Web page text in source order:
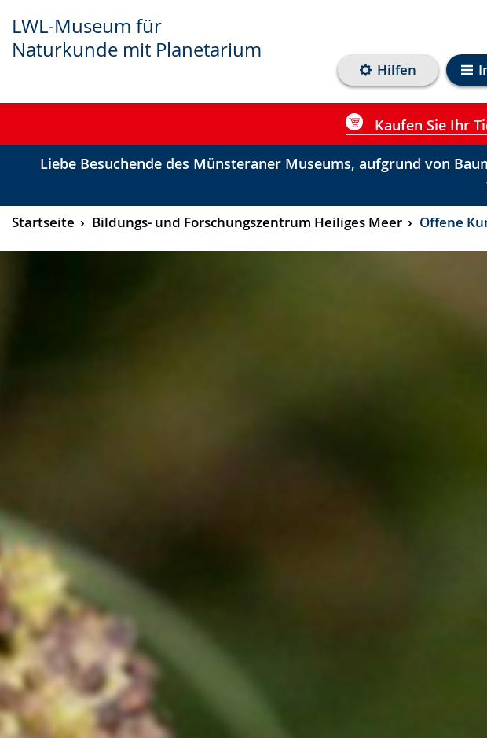
LWL-Museum für
Naturkunde mit Planetarium
Hilfen
Kaufen Sie Ihr
Liebe Besuchende des Münsteraner Museums, aufgrund von
Startseite Bildungs- und Forschungszentrum Heiliges Meer Offene